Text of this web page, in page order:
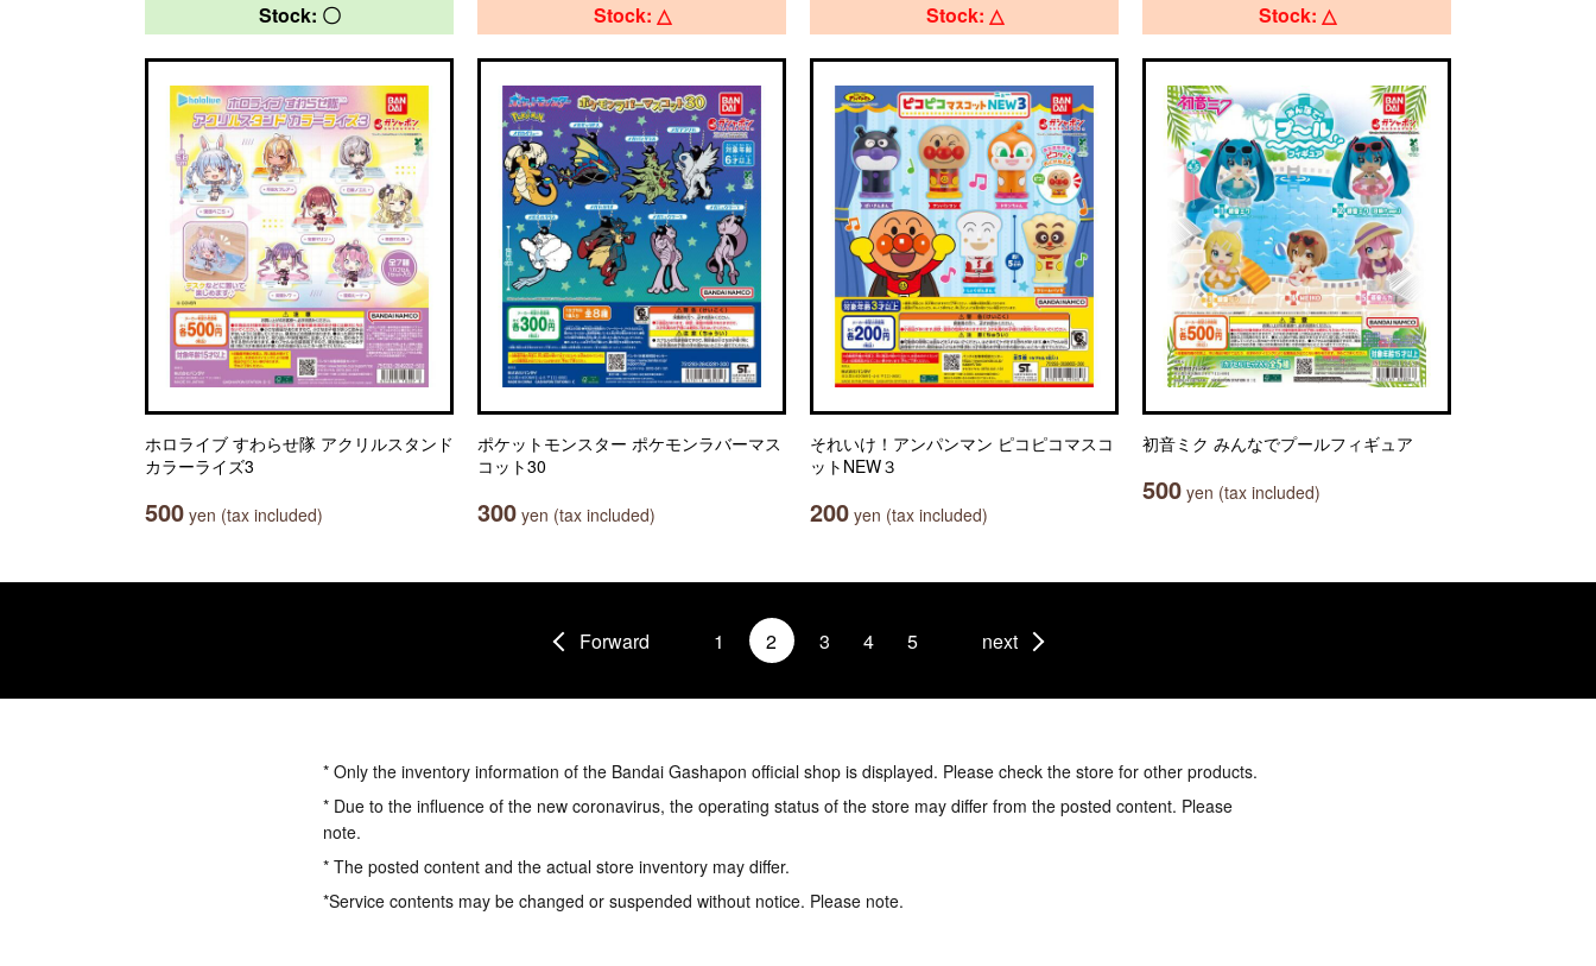
Stock: 〇
ホロライブ すわらせ隊 アクリルスタンド
カラーライズ3
500 yen (tax included)
Stock: △
ポケットモンスター ポケモンラバーマス
コット30
300 yen (tax included)
Stock: △
それいけ！アンパンマン ピコピコマスコ
ットNEW３
200 yen (tax included)
Stock: △
初音ミク みんなでプールフィギュア
500 yen (tax included)
Forward 1 2 3 4 5 next
* Only the inventory information of the Bandai Gashapon official shop is displayed. Please check the store for other products.
* Due to the influence of the new coronavirus, the operating status of the store may differ from the posted content. Please
note.
* The posted content and the actual store inventory may differ.
*Service contents may be changed or suspended without notice. Please note.